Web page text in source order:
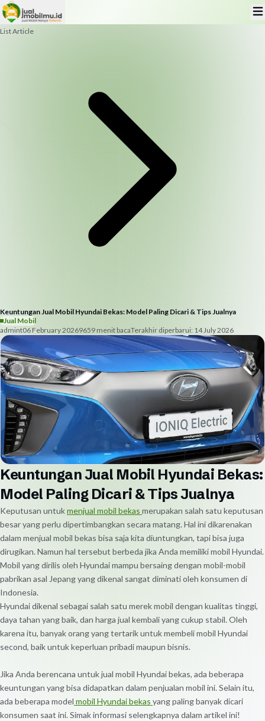
List Article
Keuntungan Jual Mobil Hyundai Bekas: Model Paling Dicari & Tips Jualnya
Jual Mobil
admint06 February 20269659 menit bacaTerakhir diperbarui: 14 July 2026
Keuntungan Jual Mobil Hyundai Bekas:
Model Paling Dicari & Tips Jualnya
Keputusan untukmenjual mobil bekas merupakan salah satu keputusan
besar yang perlu dipertimbangkan secara matang. Hal ini dikarenakan
dalam menjual mobil bekas bisa saja kita diuntungkan, tapi bisa juga
dirugikan. Namun hal tersebut berbeda jika Anda memiliki mobil Hyundai.
Mobil yang dirilis oleh Hyundai mampu bersaing dengan mobil-mobil
pabrikan asal Jepang yang dikenal sangat diminati oleh konsumen di
Indonesia.
Hyundai dikenal sebagai salah satu merek mobil dengan kualitas tinggi,
daya tahan yang baik, dan harga jual kembali yang cukup stabil. Oleh
karena itu, banyak orang yang tertarik untuk membeli mobil Hyundai
second, baik untuk keperluan pribadi maupun bisnis.
Jika Anda berencana untuk jual mobil Hyundai bekas, ada beberapa
keuntungan yang bisa didapatkan dalam penjualan mobil ini. Selain itu,
ada beberapa model mobil Hyundai bekas yang paling banyak dicari
konsumen saat ini. Simak informasi selengkapnya dalam artikel ini!